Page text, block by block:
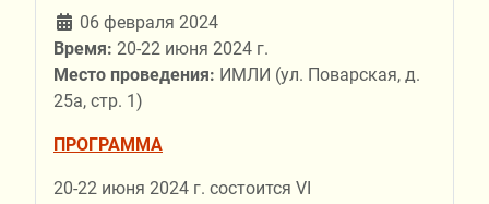
06 февраля 2024
Время: 20-22 июня 2024 г.
Место проведения: ИМЛИ (ул. Поварская, д.
25а, стр. 1)
ПРОГРАММА
20-22 июня 2024 г. состоится VI